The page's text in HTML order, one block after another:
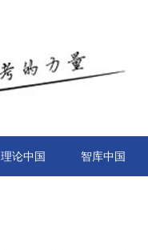
理论中国 智库中国